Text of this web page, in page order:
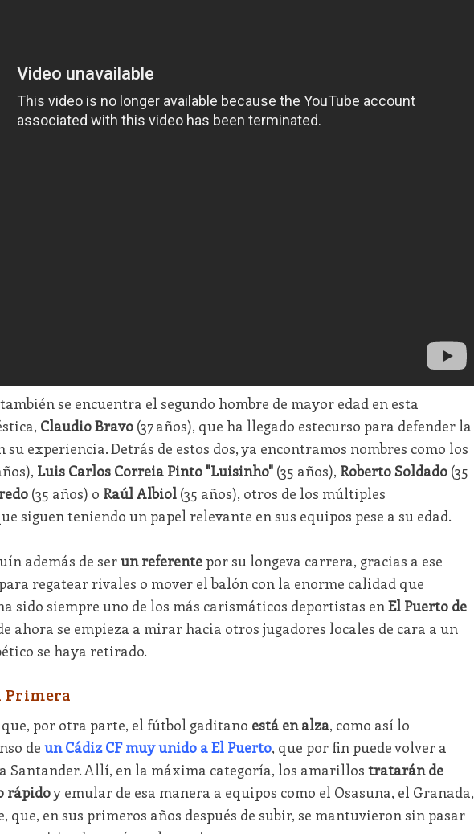
se encuentra el segundo hombre de mayor edad en esta
Claudio Bravo(37 años), que ha llegado estecurso para defender la
experiencia. Detrás de estos dos, ya encontramos nombres como los
Luis Carlos Correia Pinto "Luisinho"(35 años), Roberto Soldado(35
(35 años) o Raúl Albiol(35 años), otros de los múltiples
siguen teniendo un papel relevante en sus equipos pese a su edad.
además de serun referentepor su longeva carrera, gracias a ese
regatear rivales o mover el balón con la enorme calidad que
sido siempre uno de los más carismáticos deportistas enEl Puerto de
ahora se empieza a mirar hacia otros jugadores locales de cara a un
se haya retirado.
Primera
por otra parte, el fútbol gaditano está en alza, como así lo
de un Cádiz CF muy unido a El Puerto, que por fin puede volver a
Santander. Allí, en la máxima categoría, los amarillos tratarán de
rápidoy emular de esa manera a equipos como el Osasuna, el Granada,
que, en sus primeros años después de subir, se mantuvieron sin pasar